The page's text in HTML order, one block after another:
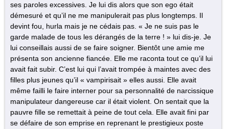
ses paroles excessives. Je lui dis alors que son ego était
démesuré et qu’il ne me manipulerait pas plus longtemps. Il
devint fou, hurla mais je ne cédais pas. « Je ne suis pas le
garde malade de tous les dérangés de la terre ! » lui dis-je. Je
lui conseillais aussi de se faire soigner. Bientôt une amie me
présenta son ancienne fiancée. Elle me raconta tout ce qu’il lui
avait fait subir. C’est lui qui l’avait trompée à maintes avec des
filles plus jeunes qu’il « vampirisait » elles aussi. Elle avait
même failli le faire interner pour sa personnalité de narcissique
manipulateur dangereuse car il était violent. On sentait que la
pauvre fille se remettait à peine de tout cela. Elle avait fini par
se défaire de son emprise en reprenant le prestigieux poste